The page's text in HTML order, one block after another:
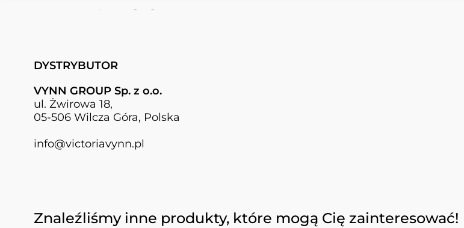
DYSTRYBUTOR
VYNN GROUP Sp. z o.o.
ul. Żwirowa 18,
05-506 Wilcza Góra, Polska
info@victoriavynn.pl
Naciśnij, aby pominąć karuzelę
Znaleźliśmy inne produkty, które mogą Cię zainteresować!